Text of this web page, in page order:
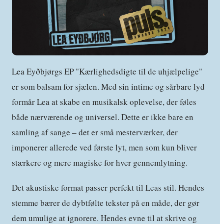
Lea Eyðbjørgs EP "Kærlighedsdigte til de uhjælpelige"
er som balsam for sjælen. Med sin intime og sårbare lyd
formår Lea at skabe en musikalsk oplevelse, der føles
både nærværende og universel. Dette er ikke bare en
samling af sange – det er små mesterværker, der
imponerer allerede ved første lyt, men som kun bliver
stærkere og mere magiske for hver gennemlytning.
Det akustiske format passer perfekt til Leas stil. Hendes
stemme bærer de dybtfølte tekster på en måde, der gør
dem umulige at ignorere. Hendes evne til at skrive og